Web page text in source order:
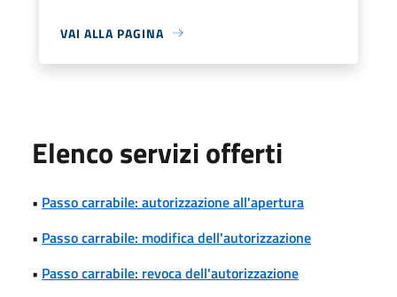
VAI ALLA PAGINA
Elenco servizi offerti
• Passo carrabile: autorizzazione all'apertura
• Passo carrabile: modifica dell'autorizzazione
• Passo carrabile: revoca dell'autorizzazione